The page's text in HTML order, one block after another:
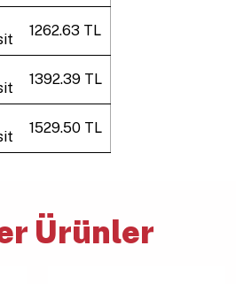
1262.63 TL
1392.39 TL
1529.50 TL
Ürünler